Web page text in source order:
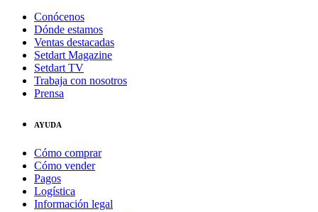
Conócenos
Dónde estamos
Ventas destacadas
Setdart Magazine
Setdart TV
Trabaja con nosotros
Prensa
AYUDA
Cómo comprar
Cómo vender
Pagos
Logística
Información legal